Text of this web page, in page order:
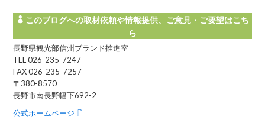
このブログへの取材依頼や情報提供、ご意見・ご要望はこち
ら
長野県観光部信州ブランド推進室
TEL 026-235-7247
FAX 026-235-7257
〒380-8570
長野市南長野幅下692-2
公式ホームページ